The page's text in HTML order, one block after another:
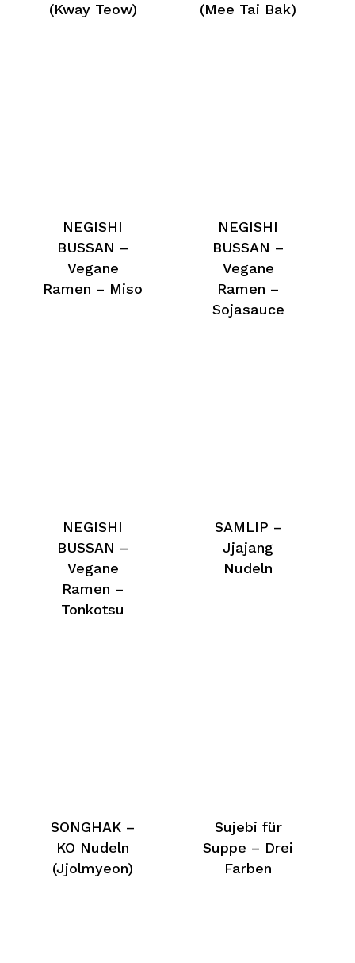
(Kway Teow)
(Mee Tai Bak)
NEGISHI
BUSSAN –
Vegane
Ramen – Miso
NEGISHI
BUSSAN –
Vegane
Ramen –
Sojasauce
NEGISHI
BUSSAN –
Vegane
Ramen –
Tonkotsu
SAMLIP –
Jjajang
Nudeln
SONGHAK –
KO Nudeln
(Jjolmyeon)
Sujebi für
Suppe – Drei
Farben